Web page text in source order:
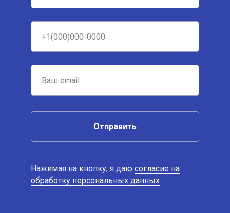
Отправить
Нажимая на кнопку, я даю согласие на
обработку персональных данных